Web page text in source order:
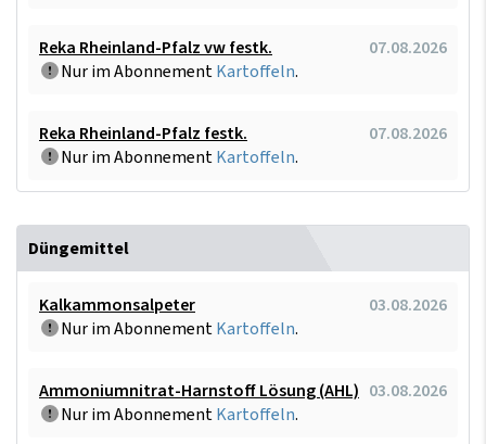
Reka Rheinland-Pfalz vw festk.
07.08.2026
Nur im AbonnementKartoffeln.
Reka Rheinland-Pfalz festk.
07.08.2026
Nur im AbonnementKartoffeln.
Düngemittel
Kalkammonsalpeter
03.08.2026
Nur im AbonnementKartoffeln.
Ammoniumnitrat-Harnstoff Lösung (AHL) 03.08.2026
Nur im AbonnementKartoffeln.